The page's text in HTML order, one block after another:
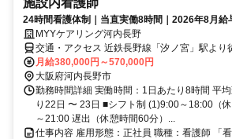
施設内看護師
24時間看護体制｜当直実働8時間｜2026年8月給
MYYケアリング河内長野
交通・アクセス 近鉄長野線「汐ノ宮」駅より
月給380,000円～570,000円
大阪府河内長野市
勤務時間詳細 実働時間：1日あたり8時間 平
り22日 〜 23日 ■シフト制 (1)9:00～18:00（
～21:00 遅出（休憩時間60分）...
仕事内容 雇用形態：正社員 職種：看護師 「